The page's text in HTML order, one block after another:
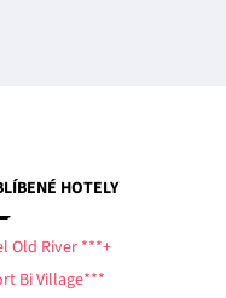
HOTELY
Old River ***+
Bi Village***